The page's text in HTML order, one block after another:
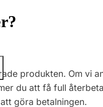
produkten. Om vi
du att få full
göra betalningen.